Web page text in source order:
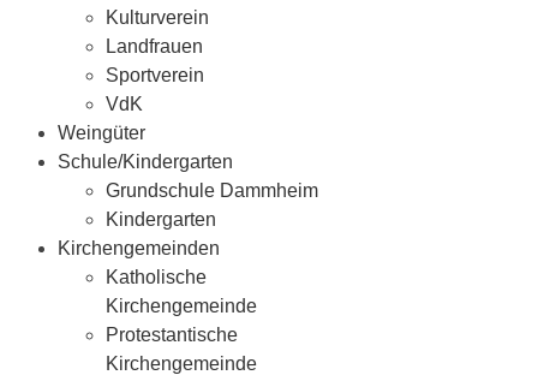
Kulturverein
Landfrauen
Sportverein
VdK
Weingüter
Schule/Kindergarten
Grundschule Dammheim
Kindergarten
Kirchengemeinden
Katholische
Kirchengemeinde
Protestantische
Kirchengemeinde